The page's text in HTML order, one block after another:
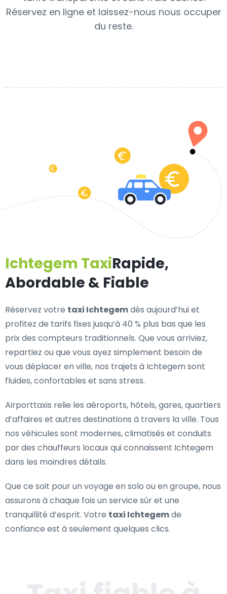
Réservez en ligne et laissez-nous nous occuper
du reste.
Ichtegem TaxiRapide,
Abordable & Fiable
Réservez votre taxi Ichtegemdès aujourd’hui et
profitez de tarifs fixes jusqu’à 40 % plus bas que les
prix des compteurs traditionnels. Que vous arriviez,
repartiez ou que vous ayez simplement besoin de
vous déplacer en ville, nos trajets à Ichtegem sont
fluides, confortables et sans stress.
Airporttaxis relie les aéroports, hôtels, gares, quartiers
d’affaires et autres destinations à travers la ville. Tous
nos véhicules sont modernes, climatisés et conduits
par des chauffeurs locaux qui connaissent Ichtegem
dans les moindres détails.
Que ce soit pour un voyage en solo ou en groupe, nous
assurons à chaque fois un service sûr et une
tranquillité d’esprit. Votre taxi Ichtegemde
confiance est à seulement quelques clics.